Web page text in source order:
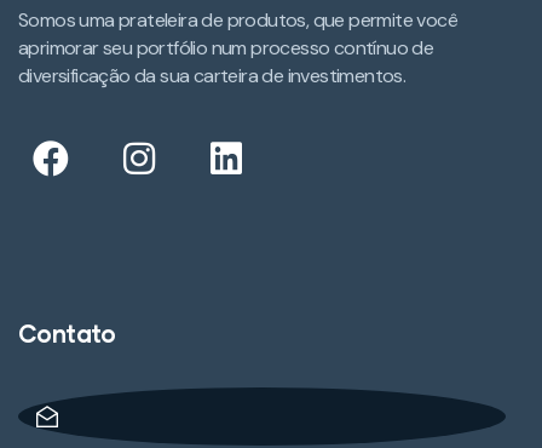
Somos uma prateleira de produtos, que permite você
aprimorar seu portfólio num processo contínuo de
diversificação da sua carteira de investimentos.​
Contato